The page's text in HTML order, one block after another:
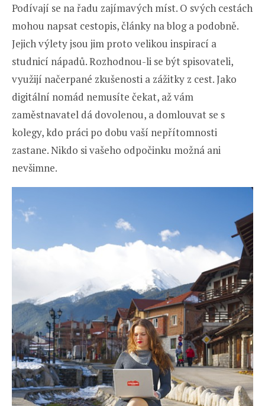
Podívají se na řadu zajímavých míst. O svých cestách
mohou napsat cestopis, články na blog a podobně.
Jejich výlety jsou jim proto velikou inspirací a
studnicí nápadů. Rozhodnou-li se být spisovateli,
využijí načerpané zkušenosti a zážitky z cest. Jako
digitální nomád nemusíte čekat, až vám
zaměstnavatel dá dovolenou, a domlouvat se s
kolegy, kdo práci po dobu vaší nepřítomnosti
zastane. Nikdo si vašeho odpočinku možná ani
nevšimne.